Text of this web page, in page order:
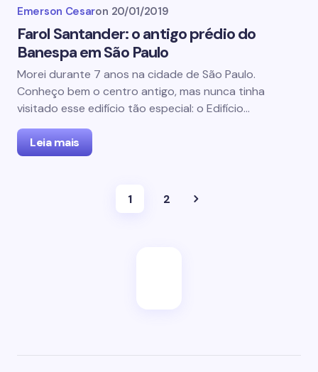
Emerson Cesaron 20/01/2019
Farol Santander: o antigo prédio do
Banespa em São Paulo
Morei durante 7 anos na cidade de São Paulo.
Conheço bem o centro antigo, mas nunca tinha
visitado esse edifício tão especial: o Edifício…
Leia mais
1 2